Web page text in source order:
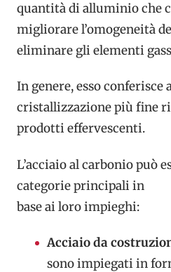
quantità di alluminio che
migliorare l’omogeneità
eliminare gli elementi
In genere, esso conferisce
cristallizzazione più fine
prodotti effervescenti.
L’acciaio al carbonio può
categorie principali in
base ai loro impieghi:
Acciaio da
sono impiegati in